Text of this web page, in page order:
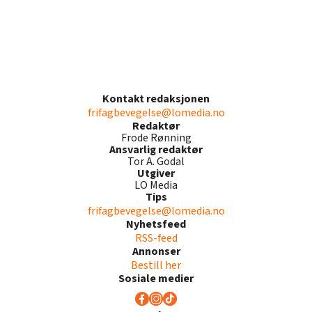
Kontakt redaksjonen
frifagbevegelse@lomedia.no
Redaktør
Frode Rønning
Ansvarlig redaktør
Tor A. Godal
Utgiver
LO Media
Tips
frifagbevegelse@lomedia.no
Nyhetsfeed
RSS-feed
Annonser
Bestill her
Sosiale medier